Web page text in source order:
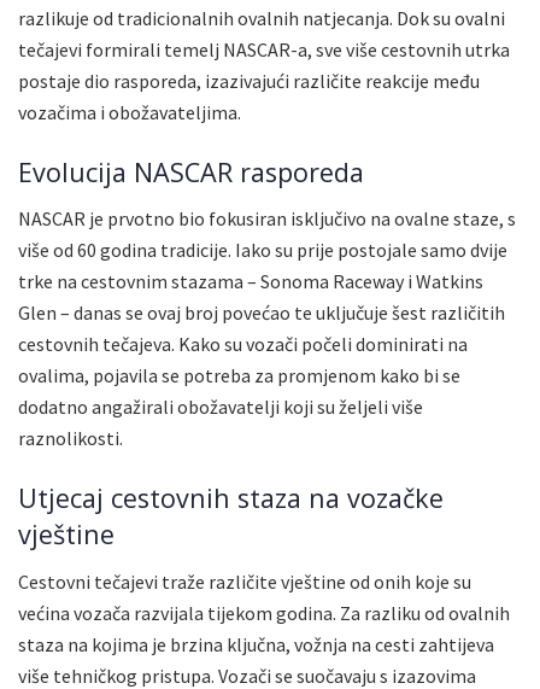
razlikuje od tradicionalnih ovalnih natjecanja. Dok su ovalni
tečajevi formirali temelj NASCAR-a, sve više cestovnih utrka
postaje dio rasporeda, izazivajući različite reakcije među
vozačima i obožavateljima.
Evolucija NASCAR rasporeda
NASCAR je prvotno bio fokusiran isključivo na ovalne staze, s
više od 60 godina tradicije. Iako su prije postojale samo dvije
trke na cestovnim stazama – Sonoma Raceway i Watkins
Glen – danas se ovaj broj povećao te uključuje šest različitih
cestovnih tečajeva. Kako su vozači počeli dominirati na
ovalima, pojavila se potreba za promjenom kako bi se
dodatno angažirali obožavatelji koji su željeli više
raznolikosti.
Utjecaj cestovnih staza na vozačke
vještine
Cestovni tečajevi traže različite vještine od onih koje su
većina vozača razvijala tijekom godina. Za razliku od ovalnih
staza na kojima je brzina ključna, vožnja na cesti zahtijeva
više tehničkog pristupa. Vozači se suočavaju s izazovima